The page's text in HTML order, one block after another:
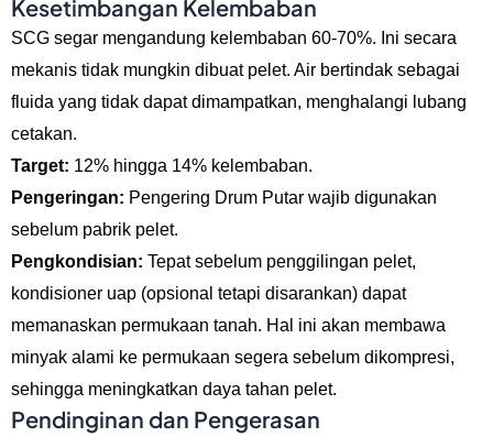
Kesetimbangan Kelembaban
SCG segar mengandung kelembaban 60-70%. Ini secara
mekanis tidak mungkin dibuat pelet. Air bertindak sebagai
fluida yang tidak dapat dimampatkan, menghalangi lubang
cetakan.
Target: 12% hingga 14% kelembaban.
Pengeringan: Pengering Drum Putar wajib digunakan
sebelum pabrik pelet.
Pengkondisian: Tepat sebelum penggilingan pelet,
kondisioner uap (opsional tetapi disarankan) dapat
memanaskan permukaan tanah. Hal ini akan membawa
minyak alami ke permukaan segera sebelum dikompresi,
sehingga meningkatkan daya tahan pelet.
Pendinginan dan Pengerasan